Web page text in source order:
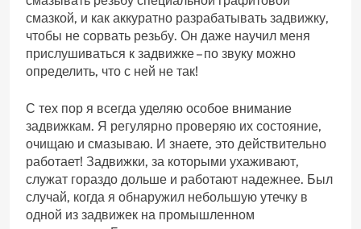
смазкой‚ и как аккуратно разрабатывать задвижку‚
чтобы не сорвать резьбу. Он даже научил меня
прислушиваться к задвижке – по звуку можно
определить‚ что с ней не так!
С тех пор я всегда уделяю особое внимание
задвижкам. Я регулярно проверяю их состояние‚
очищаю и смазываю. И знаете‚ это действительно
работает! Задвижки‚ за которыми ухаживают‚
служат гораздо дольше и работают надежнее. Был
случай‚ когда я обнаружил небольшую утечку в
одной из задвижек на промышленном